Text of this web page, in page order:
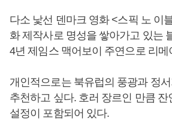
다소 낯선 덴마크 영화 <스픽 노 이
화 제작사로 명성을 쌓아가고 있는
4년 제임스 맥어보이 주연으로 리
개인적으로는 북유럽의 풍광과 정
추천하고 싶다. 호러 장르인 만큼
설정이 포함되어 있다.